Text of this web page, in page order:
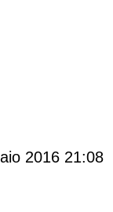
2016 21:08